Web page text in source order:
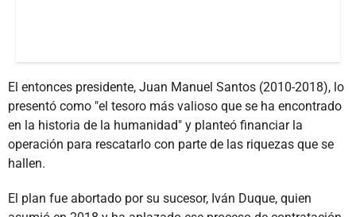
El entonces presidente, Juan Manuel Santos (2010-2018), lo
presentó como "el tesoro más valioso que se ha encontrado
en la historia de la humanidad" y planteó financiar la
operación para rescatarlo con parte de las riquezas que se
hallen.
El plan fue abortado por su sucesor, Iván Duque, quien